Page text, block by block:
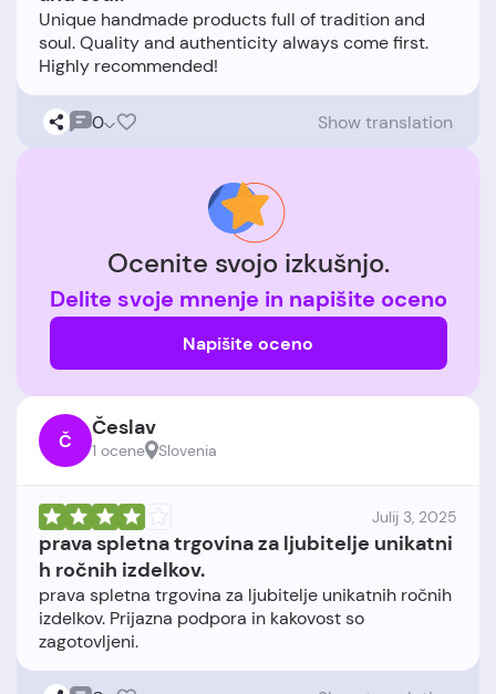
Unique handmade products full of tradition and
soul. Quality and authenticity always come first.
0 Show translation
Ocenite svojo izkušnjo.
Delite svoje mnenje in napišite oceno
Napišite oceno
Č Česlav
1 ocene Slovenia
Julij 3, 2025
prava spletna trgovina za ljubitelje unikatni
h ročnih izdelkov.
prava spletna trgovina za ljubitelje unikatnih ročnih
izdelkov. Prijazna podpora in kakovost so